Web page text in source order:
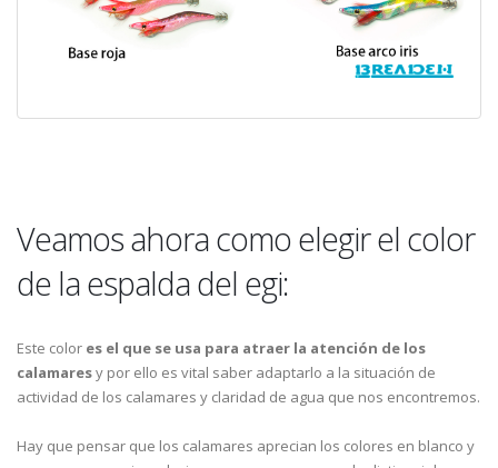
Veamos ahora como elegir el color
de la espalda del egi:
Este color es el que se usa para atraer la atención de los
calamaresy por ello es vital saber adaptarlo a la situación de
actividad de los calamares y claridad de agua que nos encontremos.
Hay que pensar que los calamares aprecian los colores en blanco y